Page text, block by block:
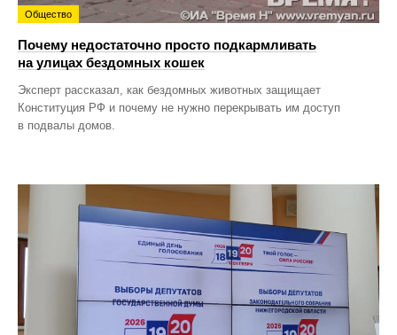
Общество
Почему недостаточно просто подкармливать
на улицах бездомных кошек
Эксперт рассказал, как бездомных животных защищает
Конституция РФ и почему не нужно перекрывать им доступ
в подвалы домов.